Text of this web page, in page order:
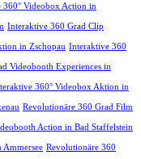
360° Videobox Action in
Interaktive 360 Grad Clip
in Zschopau Interaktive 360
Videobooth Experiences in
360° Videobox Aktion in
Revolutionäre 360 Grad Film
Action in Bad Staffelstein
Revolutionäre 360